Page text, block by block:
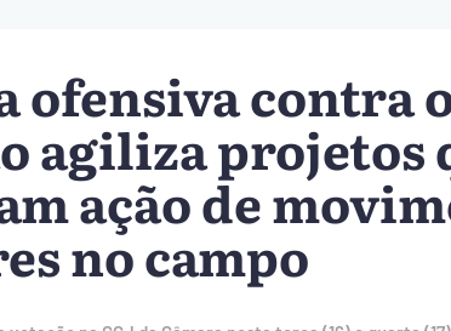
ofensiva contra
agiliza projetos
ação de
no campo